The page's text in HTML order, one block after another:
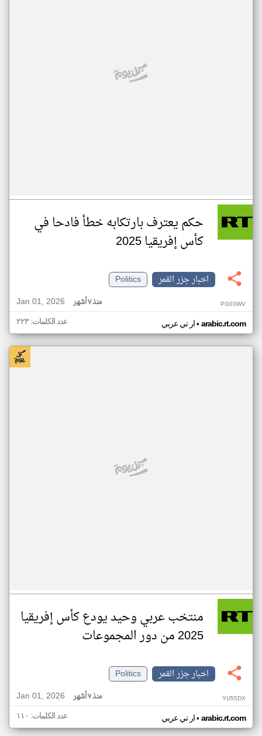
حكم يعترف بارتكابه خطأ فادحا في
كأس إفريقيا 2025
اخبار جزر القمر
Politics
Jan 01, 2026
منذ ٧ أشهر PG03WV
ار تي عربي• arabic.rt.com عدد الكلمات: ٢٢٣
منتخب عربي وحيد يودع كأس إفريقيا
2025 من دور المجموعات
اخبار جزر القمر
Politics
Jan 01, 2026
منذ ٧ أشهر YU55DX
ار تي عربي• arabic.rt.com عدد الكلمات: ١١٠